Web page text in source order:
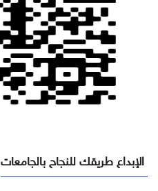
الإبداع طريقك للنجاح بالجامعات